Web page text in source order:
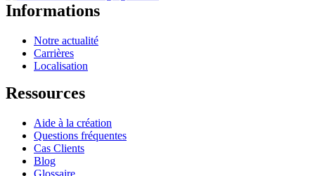
Informations
Notre actualité
Carrières
Localisation
Ressources
Aide à la création
Questions fréquentes
Cas Clients
Blog
Glossaire